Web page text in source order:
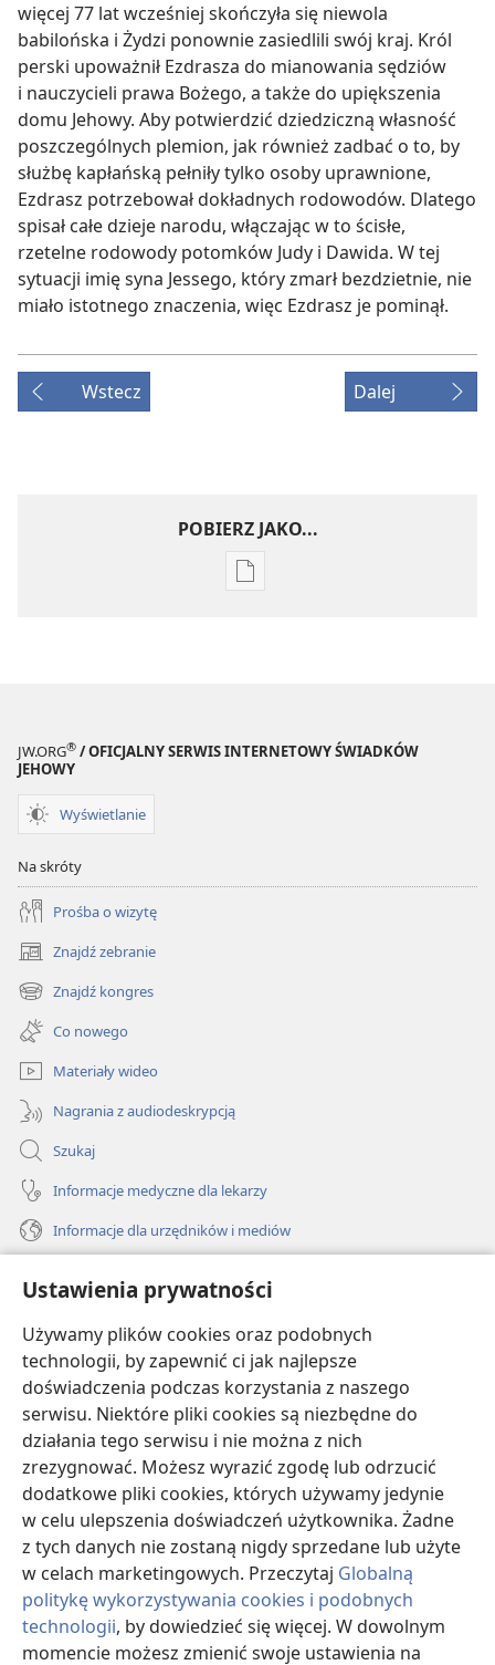
Ustawienia prywatności
Używamy plików cookies oraz podobnych
technologii, by zapewnić ci jak najlepsze
doświadczenia podczas korzystania z naszego
serwisu. Niektóre pliki cookies są niezbędne do
działania tego serwisu i nie można z nich
zrezygnować. Możesz wyrazić zgodę lub odrzucić
dodatkowe pliki cookies, których używamy jedynie
w celu ulepszenia doświadczeń użytkownika. Żadne
z tych danych nie zostaną nigdy sprzedane lub użyte
w celach marketingowych. Przeczytaj Globalną
politykę wykorzystywania cookies i podobnych
technologii, by dowiedzieć się więcej. W dowolnym
momencie możesz zmienić swoje ustawienia na
więcej 77 lat wcześniej skończyła się niewola
babilońska i Żydzi ponownie zasiedlili swój kraj. Król
perski upoważnił Ezdrasza do mianowania sędziów
i nauczycieli prawa Bożego, a także do upiększenia
domu Jehowy. Aby potwierdzić dziedziczną własność
poszczególnych plemion, jak również zadbać o to, by
służbę kapłańską pełniły tylko osoby uprawnione,
Ezdrasz potrzebował dokładnych rodowodów. Dlatego
spisał całe dzieje narodu, włączając w to ścisłe,
rzetelne rodowody potomków Judy i Dawida. W tej
sytuacji imię syna Jessego, który zmarł bezdzietnie, nie
miało istotnego znaczenia, więc Ezdrasz je pominął.
Wstecz Dalej
POBIERZ JAKO...
Ustawienia
WYDANIE
JW.ORG® / OFICJALNY SERWIS INTERNETOWY ŚWIADKÓW
JEHOWY
Wyświetlanie
Na skróty
Prośba o wizytę
Znajdź zebranie
(opens
new
window)
Znajdź kongres
(opens
new
window)
Co nowego
Materiały wideo
Nagrania z audiodeskrypcją
Szukaj
Informacje medyczne dla lekarzy
Informacje dla urzędników i mediów
Darowizny
(opens
new
window)BIBLIOTEKA INTERNETOWA Strażnicy
(opens
new
window)JW Hub
(opens
new
window)JW Library
Watchtower Library
Copyright© 2026 Watch Tower Bible and Tract Society of Pennsylvania.